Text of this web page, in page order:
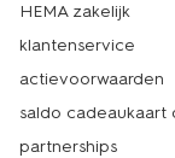
HEMA zakelijk
klantenservice
actievoorwaarden
saldo cadeaukaart
partnerships